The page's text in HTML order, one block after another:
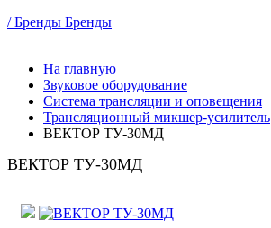
/ Бренды Бренды
На главную
Звуковое оборудование
Система трансляции и оповещения
Трансляционный микшер-усилитель
ВЕКТОР ТУ-30МД
ВЕКТОР ТУ-30МД